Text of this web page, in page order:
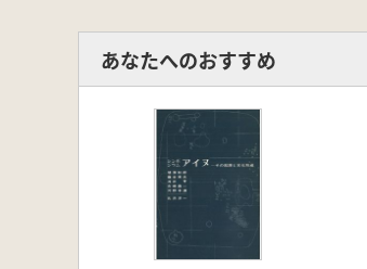
あなたへのおすすめ